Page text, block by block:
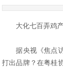
大化七百弄鸡产
据央视《焦点访
打出品牌？在粤桂